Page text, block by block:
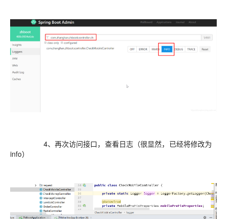
4、再次访问接口，查看日志（很显然，已经将修改为
info）